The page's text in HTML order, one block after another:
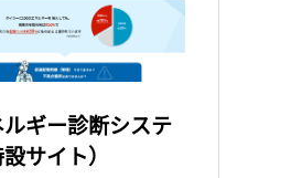
ギー診断システ
サイト）